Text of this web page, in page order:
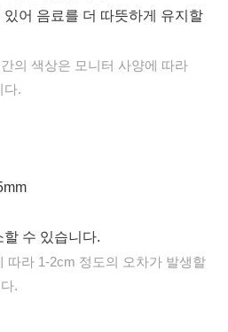
어 음료를 더 따뜻하게 유지할
의 색상은 모니터 사양에 따라
다.
수 있습니다.
따라 1-2cm 정도의 오차가 발생할
.